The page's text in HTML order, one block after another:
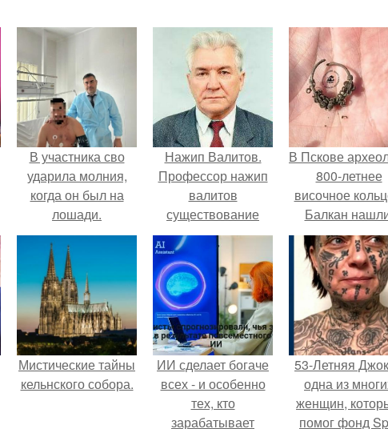
В участника сво
ударила молния,
когда он был на
лошади.
Нажип Валитов.
Профессор нажип
валитов
существование
бога доказал.
В Пскове
800-летнее
височное
Балкан
Мистические тайны
кельнского собора.
ИИ сделает богаче
всех - и особенно
тех, кто
зарабатывает
53-Летняя
одна из
женщин,
помог фонд